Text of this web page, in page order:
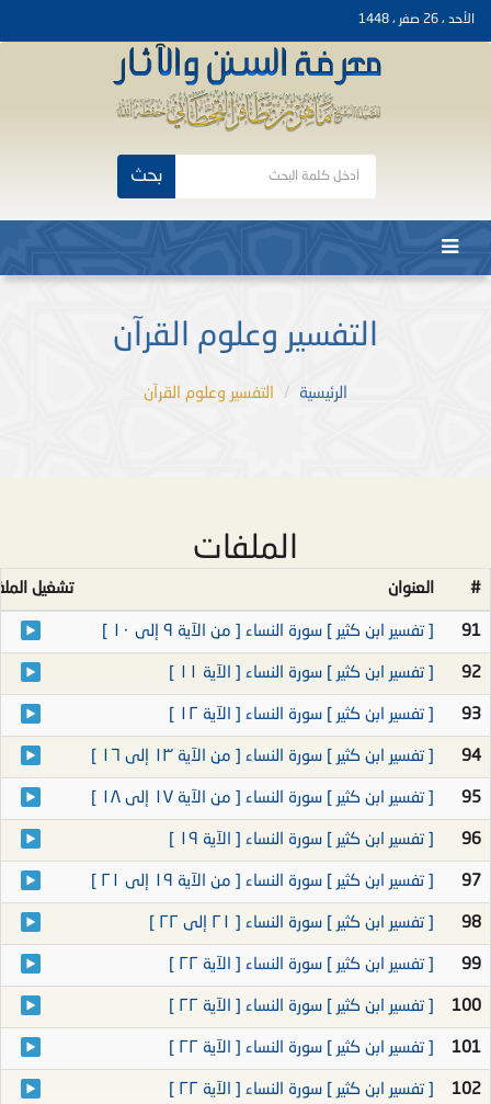
الأحد ، 26 صفر ، 1448
بحث
التفسير وعلوم القرآن
الرئيسية التفسير وعلوم القرآن
الملفات
# العنوان تشغيل
91 [ تفسير ابن كثير ] سورة النساء [ من الآية ٩ إلى ١٠ ]
92 [ تفسير ابن كثير ] سورة النساء [ الآية ١١ ]
93 [ تفسير ابن كثير ] سورة النساء [ الآية ١٢ ]
94 [ تفسير ابن كثير ] سورة النساء [ من الآية ١٣ إلى ١٦ ]
95 [ تفسير ابن كثير ] سورة النساء [ من الآية ١٧ إلى ١٨ ]
96 [ تفسير ابن كثير ] سورة النساء [ الآية ١٩ ]
97 [ تفسير ابن كثير ] سورة النساء [ من الآية ١٩ إلى ٢١ ]
98 [ تفسير ابن كثير ] سورة النساء [ ٢١ إلى ٢٢ ]
99 [ تفسير ابن كثير ] سورة النساء [ الآية ٢٢ ]
100 [ تفسير ابن كثير ] سورة النساء [ الآية ٢٢ ]
101 [ تفسير ابن كثير ] سورة النساء [ الآية ٢٢ ]
102 [ تفسير ابن كثير ] سورة النساء [ الآية ٢٢ ]